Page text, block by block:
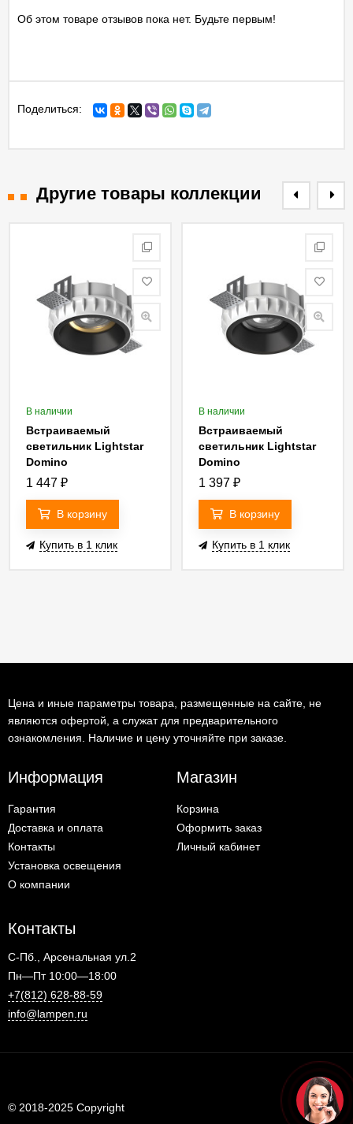
Об этом товаре отзывов пока нет. Будьте первым!
Поделиться:
Другие товары коллекции
В наличии
Встраиваемый
светильник Lightstar
Domino
(214610+214607+214003)
1 447 ₽
В корзину
Купить в 1 клик
В наличии
Встраиваемый
светильник Lightstar
Domino
(214610+214607+214007)
1 397 ₽
В корзину
Купить в 1 клик
Цена и иные параметры товара, размещенные на сайте, не
являются офертой, а служат для предварительного
ознакомления. Наличие и цену уточняйте при заказе.
Информация
Гарантия
Доставка и оплата
Контакты
Установка освещения
О компании
Магазин
Корзина
Оформить заказ
Личный кабинет
Контакты
С-Пб., Арсенальная ул.2
Пн—Пт 10:00—18:00
+7(812) 628-88-59
info@lampen.ru
© 2018-2025 Copyright